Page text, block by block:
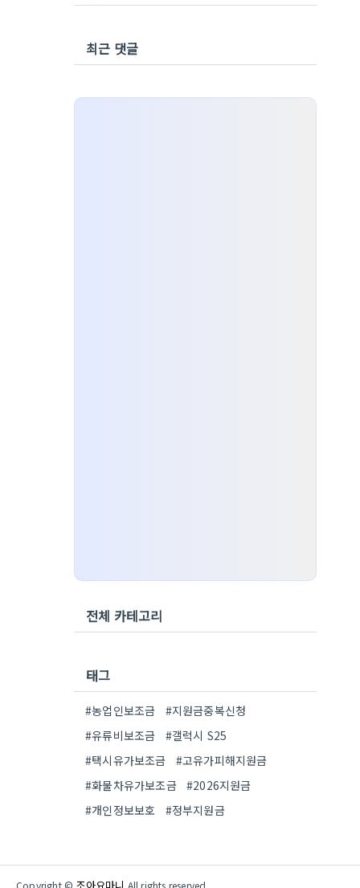
최근 댓글
전체 카테고리
태그
#농업인보조금
#지원금중복신청
#유류비보조금
#갤럭시 S25
#택시유가보조금
#고유가피해지원금
#화물차유가보조금
#2026지원금
#개인정보보호
#정부지원금
Copyright © All rights reserved.